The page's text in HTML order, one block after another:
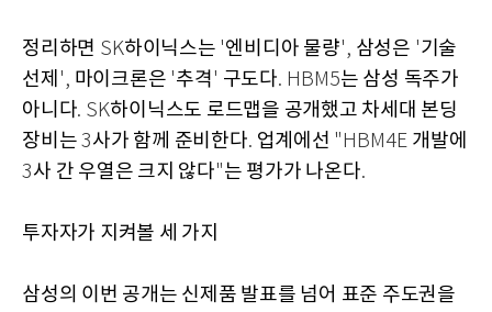
정리하면 SK하이닉스는 '엔비디아 물량', 삼성은 '기술
선제 ', 마이크론은 '추격' 구도다. HBM5는 삼성 독주가
아니다. SK하이닉스도 로드맵을 공개했고 차세대 본딩
장비는 3사가 함께 준비한다. 업계에선 "HBM4E 개발에
3사 간 우열은 크지 않다"는 평가가 나온다.
투자자가 지켜볼 세 가지
삼성의 이번 공개는 신제품 발표를 넘어 표준 주도권을